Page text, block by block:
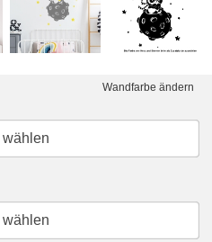
Wandfarbe ändern
wählen
wählen